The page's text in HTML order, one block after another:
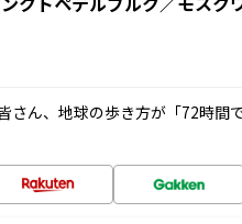
さん、地球の歩き方が「72時間